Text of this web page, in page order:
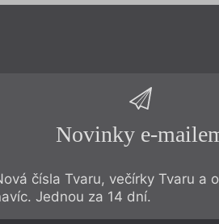
Novinky e-
čísla Tvaru, večírky Tvaru a
Jednou za 14 dní.